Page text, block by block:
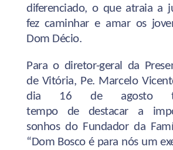
diferenciado, o que atraia a
fez caminhar e amar os
Dom Décio.
Para o diretor-geral da
de Vitória, Pe. Marcelo
dia 16 de agosto
tempo de destacar a
sonhos do Fundador da
“Dom Bosco é para nós um